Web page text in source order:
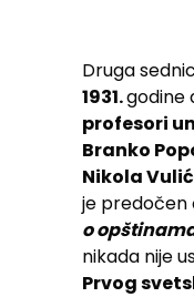
Druga
1931.godine
profesori
Branko
Nikola Vulić
je predočen
o
nikada nije
Prvog